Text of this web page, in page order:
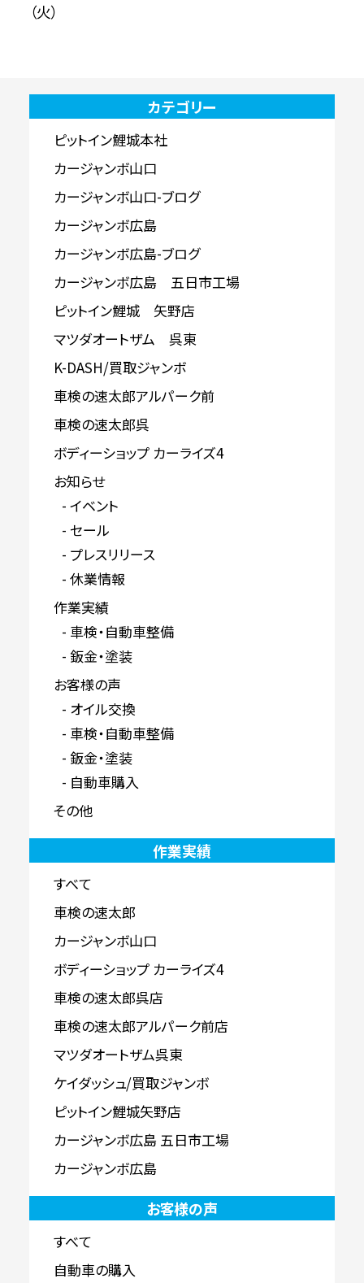
（火）
カテゴリー
ピットイン鯉城本社
カージャンボ山口
カージャンボ山口-ブログ
カージャンボ広島
カージャンボ広島-ブログ
カージャンボ広島 五日市工場
ピットイン鯉城 矢野店
マツダオートザム 呉東
K-DASH/買取ジャンボ
車検の速太郎アルパーク前
車検の速太郎呉
ボディーショップ カーライズ4
お知らせ
イベント
セール
プレスリリース
休業情報
作業実績
車検・自動車整備
鈑金・塗装
お客様の声
オイル交換
車検・自動車整備
鈑金・塗装
自動車購入
その他
作業実績
すべて
車検の速太郎
カージャンボ山口
ボディーショップ カーライズ4
車検の速太郎呉店
車検の速太郎アルパーク前店
マツダオートザム呉東
ケイダッシュ/買取ジャンボ
ピットイン鯉城矢野店
カージャンボ広島 五日市工場
カージャンボ広島
お客様の声
すべて
自動車の購入